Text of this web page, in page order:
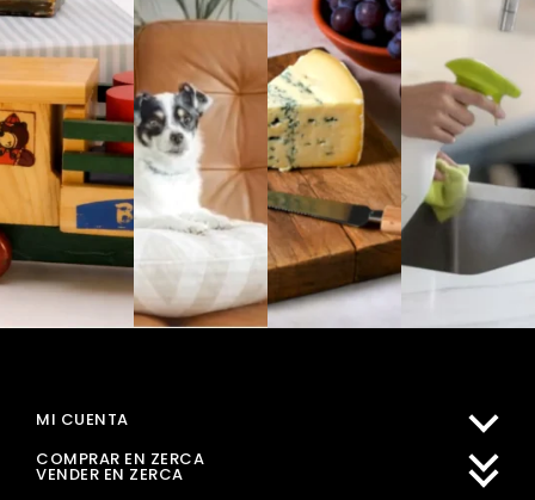
MI CUENTA
COMPRAR EN ZERCA
VENDER EN ZERCA